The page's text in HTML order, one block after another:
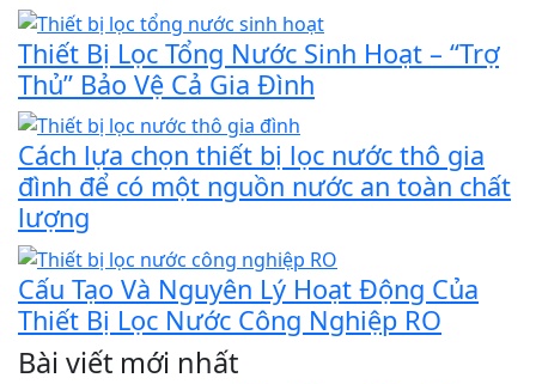
Thiết Bị Lọc Tổng Nước Sinh Hoạt – “Trợ
Thủ” Bảo Vệ Cả Gia Đình
Cách lựa chọn thiết bị lọc nước thô gia
đình để có một nguồn nước an toàn chất
lượng
Cấu Tạo Và Nguyên Lý Hoạt Động Của
Thiết Bị Lọc Nước Công Nghiệp RO
Bài viết mới nhất